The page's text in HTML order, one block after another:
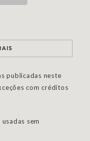
publicadas neste
com créditos
sem